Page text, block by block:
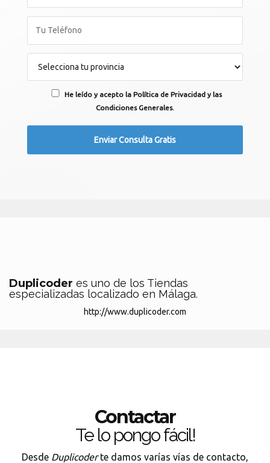
He leído y acepto la Política de Privacidad y las
Condiciones Generales.
Duplicoder es uno de los Tiendas
especializadas localizado en Málaga.
http://www.duplicoder.com
Contactar
Te lo pongo fácil!
Desde Duplicoderte damos varías vías de contacto,